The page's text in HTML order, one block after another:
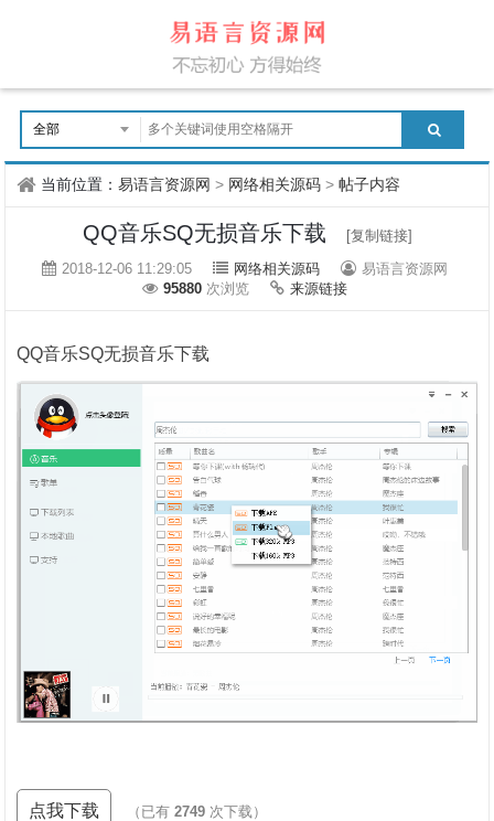
当前位置：易语言资源网 > 网络相关源码 >帖子内容
QQ音乐SQ无损音乐下载
[复制链接]
2018-12-06 11:29:05
网络相关源码
易语言资源网
95880 次浏览 来源链接
QQ音乐SQ无损音乐下载
点我下载 （已有2749 次下载）